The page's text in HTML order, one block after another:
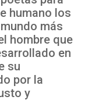
humano los
más
hombre que
en
su
por la
y